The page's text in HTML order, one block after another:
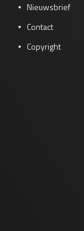
Nieuwsbrief
Contact
Copyright